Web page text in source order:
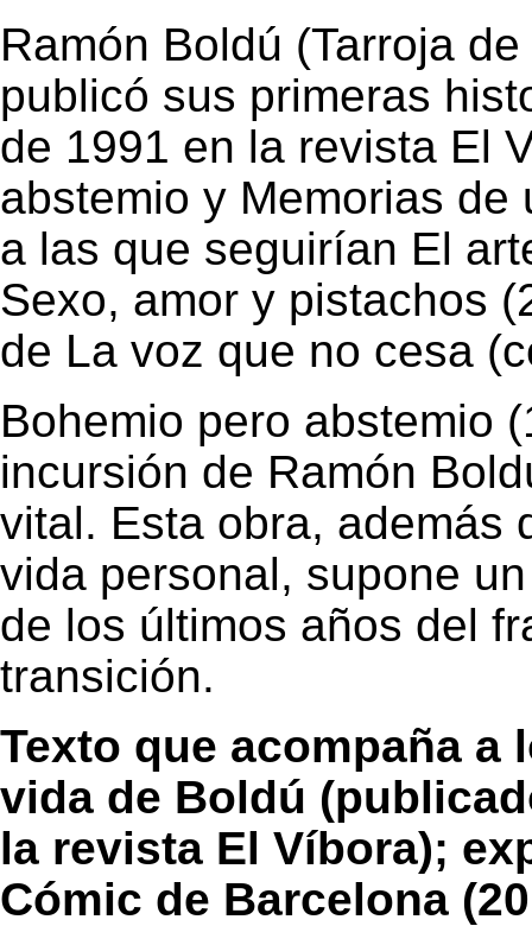
Ramón Boldú (Tarroja
publicó sus primeras
de 1991 en la revista El
abstemio y Memorias
a las que seguirían El
Sexo, amor y pistachos
de La voz que no cesa
Bohemio pero abstemio
incursión de Ramón
vital. Esta obra, además
vida personal, supone
de los últimos años del
transición.
Texto que acompaña
vida de Boldú
la revista El Víbora);
Cómic de Barcelona